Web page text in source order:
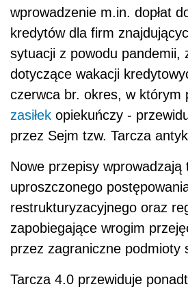
wprowadzenie m.in. dopłat
kredytów dla firm
sytuacji z powodu pandemii,
dotyczące wakacji
czerwca br. okres, w którym
zasiłek opiekuńczy -
przez Sejm tzw. Tarcza
Nowe przepisy wprowadzają
uproszczonego
restrukturyzacyjnego oraz
zapobiegające wrogim
przez zagraniczne podmioty
Tarcza 4.0 przewiduje